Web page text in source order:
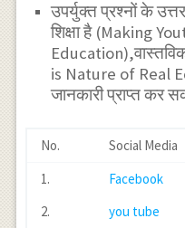
उपर्युक्त प्रश्नों के
शिक्षा है (Making
is Nature of Real
जानकारी प्राप्त कर
No. Social Media
1.
Facebook
2.
you tube